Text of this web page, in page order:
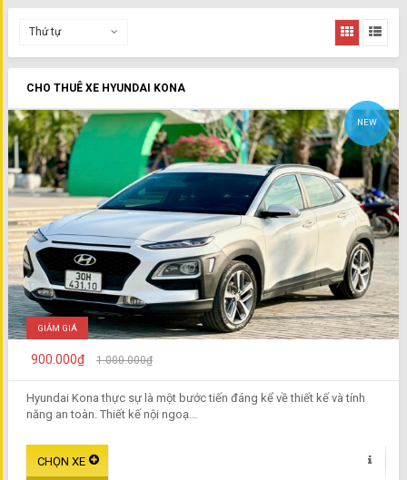
Thứ tự
CHO THUÊ XE HYUNDAI KONA
NEW
GIẢM GIÁ
900.000₫ 1.000.000₫
Hyundai Kona thực sự là một bước tiến đáng kể về thiết kế và tính
năng an toàn. Thiết kế nội ngoạ...